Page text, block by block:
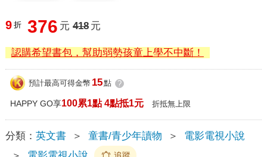
9 折 376 元 418 元
認購希望書包，幫助弱勢孩童上學不中斷！
預計最高可得金幣 15點 ?
HAPPY GO享100累1點 4點抵1元 折抵無上限
分類： 英文書 ＞ 童書/青少年讀物 ＞
電影電視小說
追蹤